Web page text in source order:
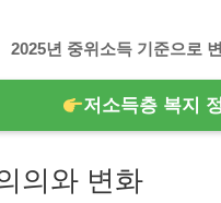
2025년 중위소득 기준으로
저소득층 복지
의와 변화